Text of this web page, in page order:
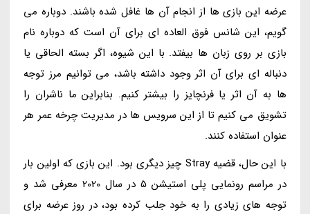
عرضه این بازی ها از انجام آن ها غافل شده باشند. دوباره می
گویم، این شانس فوق العاده ای برای آن است که دوباره نام
بازی بر روی زبان ها بیفتد. با این شیوه، اگر بسته الحاقی یا
دنباله ای برای آن اثر وجود داشته باشد، می توانیم مرز توجه
ها به آن اثر یا فرنچایز را بیشتر کنیم. بنابراین ما ناشران را
تشویق می کنیم تا از این سرویس ها در مدیریت چرخه عمر هر
عنوان استفاده کنند.
با این حال، قضیه Stray چیز دیگری بود. این بازی که اولین بار
در مراسم رونمایی پلی استیشن 5 در سال 2020 معرفی شد و
توجه های زیادی را به خود جلب کرده بود، در روز عرضه برای